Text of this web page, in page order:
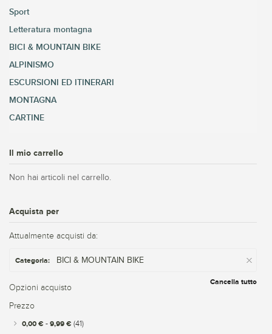
Sport
Letteratura montagna
BICI & MOUNTAIN BIKE
ALPINISMO
ESCURSIONI ED ITINERARI
MONTAGNA
CARTINE
Il mio carrello
Non hai articoli nel carrello.
Acquista per
Attualmente acquisti da:
Categoria: BICI & MOUNTAIN BIKE
Cancella tutto
Opzioni acquisto
Prezzo
0,00 € - 9,99 € (41)